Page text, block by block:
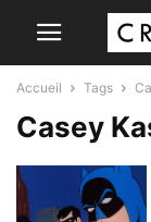
Accueil Tags
Casey